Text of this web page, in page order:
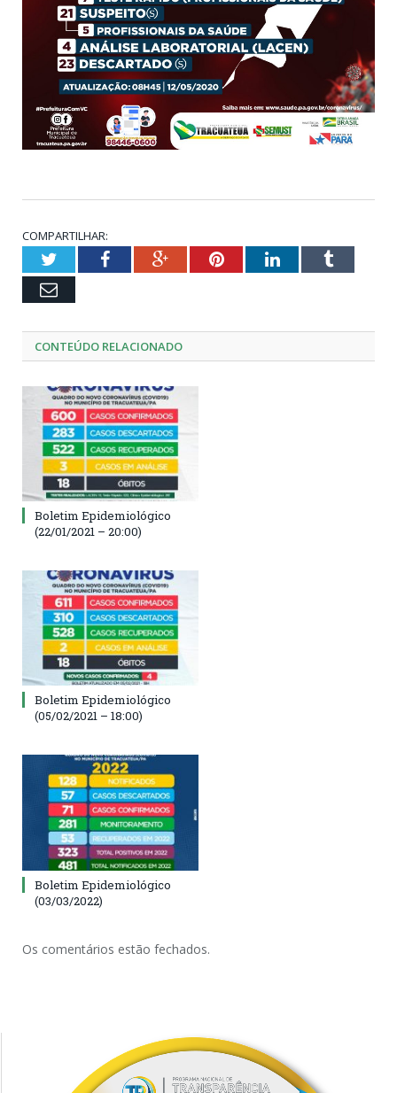
COMPARTILHAR:
TwitterFacebookGoogle+PinterestLinkedInTumblr
Email
CONTEÚDO RELACIONADO
Boletim Epidemiológico
(22/01/2021 – 20:00)
Boletim Epidemiológico
(05/02/2021 – 18:00)
Boletim Epidemiológico
(03/03/2022)
Os comentários estão fechados.